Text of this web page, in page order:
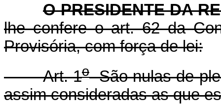
O PRESIDENTE DA
lhe confere o art. 62 da
Provisória, com força de lei:
Art. 1oSão nulas de
assim consideradas as que